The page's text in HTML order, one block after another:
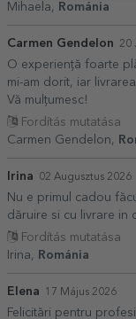
Mihaela, Románia
Carmen Gendelon 20
O experiență foarte
mi-am dorit, iar
Vă mulțumesc!
Fordítás mutatása
Carmen Gendelon,
Irina 02 Augusztus 2026
Nu e primul cadou
dăruire si cu livrare in
Fordítás mutatása
Irina,
Románia
Elena 17 Május 2026
Felicitări pentru